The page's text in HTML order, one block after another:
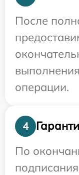
После
операции.
4
По